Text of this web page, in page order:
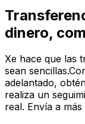
dinero,
Xe hace que las
sean
adelantado,
realiza un
real. Envía a